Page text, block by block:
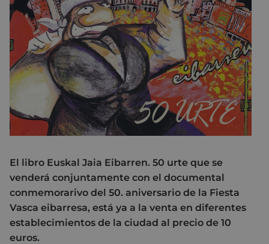
El libro Euskal Jaia Eibarren. 50 urte que se
venderá conjuntamente con el documental
conmemorarivo del 50. aniversario de la Fiesta
Vasca eibarresa, está ya a la venta en diferentes
establecimientos de la ciudad al precio de 10
euros.